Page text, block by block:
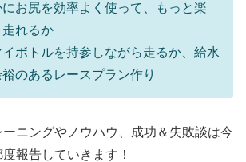
お尻を効率よく使って、もっと楽
れるか
イボトルを持参しながら走るか、給水
のあるレースプラン作り
ニングやノウハウ、成功＆失敗談は今
報告していきます！